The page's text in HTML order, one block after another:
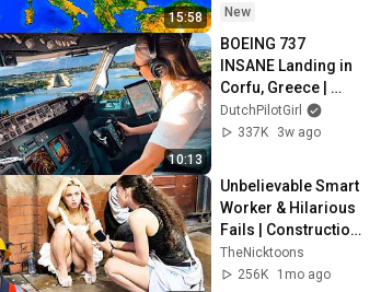
15:58
удар на подходе
New
10:13
BOEING 737
INSANE Landing in
Corfu, Greece |
Runway 34 | Cockpit
View
DutchPilotGirl
337K
3w ago
Unbelievable Smart
Worker & Hilarious
Fails | Construction
Compilation Pt6
#fail #construction
TheNicktoons
256K
1mo ago